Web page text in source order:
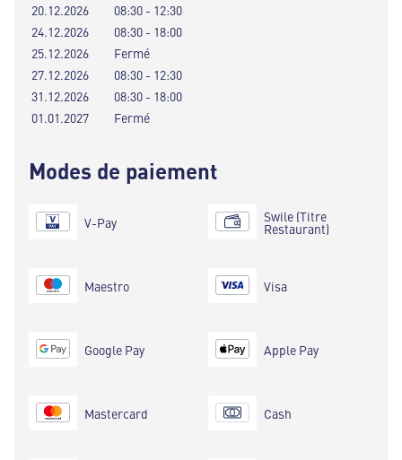
20.12.2026
08:30 - 12:30
24.12.2026
08:30 - 18:00
25.12.2026
Fermé
27.12.2026
08:30 - 12:30
31.12.2026
08:30 - 18:00
01.01.2027
Fermé
Modes de paiement
V-Pay
Maestro
Google Pay
Mastercard
Swile (Titre
Restaurant)
Visa
Apple Pay
Cash